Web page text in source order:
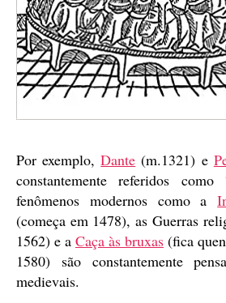
Por exemplo,Dante (m.1321) e
constantemente referidos como
fenômenos modernos como a
(começa em 1478), as Guerras
1562) e a Caça às bruxas (fica
1580) são constantemente
medievais.